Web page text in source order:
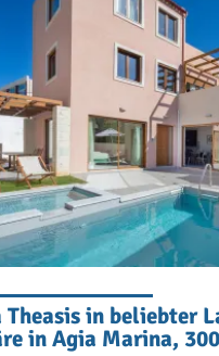
in beliebter
in Agia Marina,